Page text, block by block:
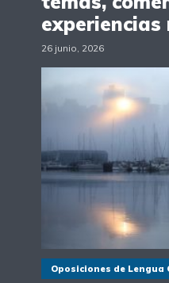
experiencias
26 junio, 2026
Oposiciones de